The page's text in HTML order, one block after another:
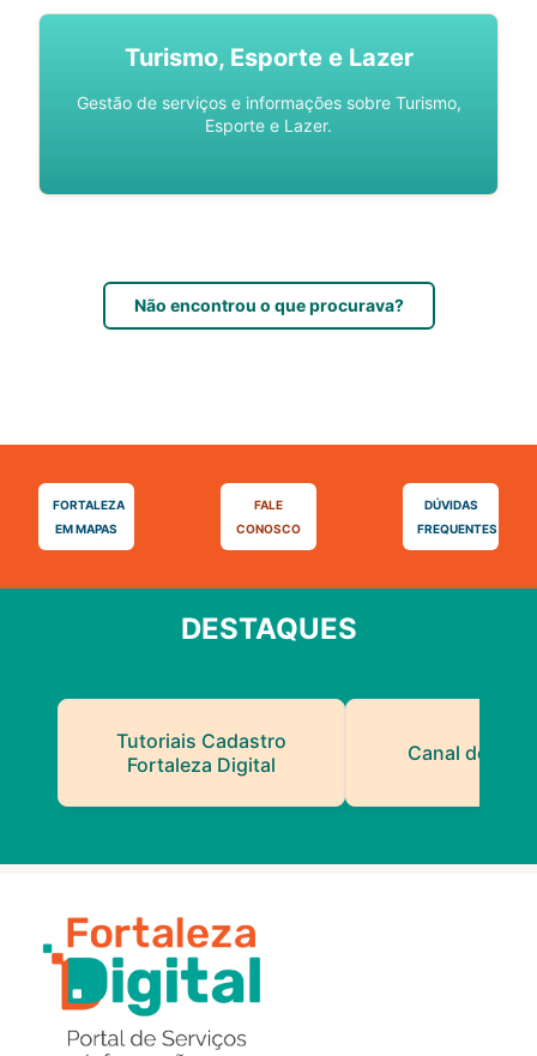
Turismo, Esporte e Lazer
Gestão de serviços e informações sobre Turismo,
Esporte e Lazer.
Não encontrou o que procurava?
FORTALEZA
EM MAPAS
FALE
CONOSCO
DÚVIDAS
FREQUENTES
DESTAQUES
Tutoriais Cadastro
Fortaleza Digital
Canal do